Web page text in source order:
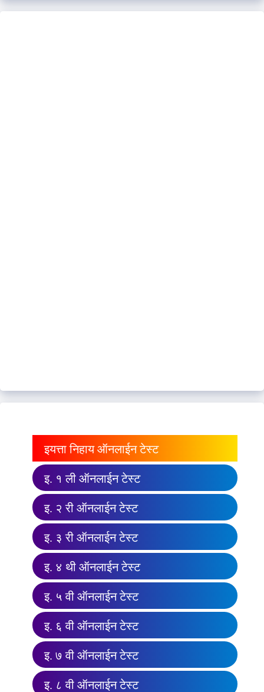
इयत्ता निहाय ऑनलाईन टेस्ट
इ. १ ली ऑनलाईन टेस्ट
इ. २ री ऑनलाईन टेस्ट
इ. ३ री ऑनलाईन टेस्ट
इ. ४ थी ऑनलाईन टेस्ट
इ. ५ वी ऑनलाईन टेस्ट
इ. ६ वी ऑनलाईन टेस्ट
इ. ७ वी ऑनलाईन टेस्ट
इ. ८ वी ऑनलाईन टेस्ट